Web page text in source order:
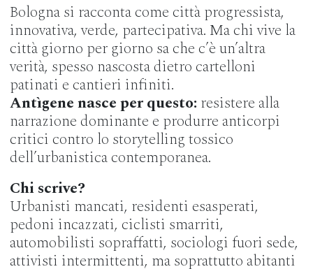
Bologna si racconta come città progressista,
innovativa, verde, partecipativa. Ma chi vive la
città giorno per giorno sa che c’è un’altra
verità, spesso nascosta dietro cartelloni
patinati e cantieri infiniti.
Antìgene nasce per questo: resistere alla
narrazione dominante e produrre anticorpi
critici contro lo storytelling tossico
dell’urbanistica contemporanea.
Chi scrive?
Urbanisti mancati, residenti esasperati,
pedoni incazzati, ciclisti smarriti,
automobilisti sopraffatti, sociologi fuori sede,
attivisti intermittenti, ma soprattutto abitanti